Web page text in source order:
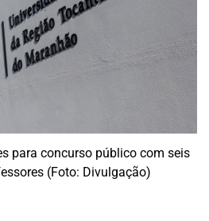
para concurso público com seis
(Foto: Divulgação)